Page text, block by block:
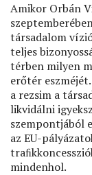
Amikor Orbán
társadalom
teljes
térben milyen
erőtér
a rezsim a
likvidálni
szempontjából
az EU-
mindenhol.